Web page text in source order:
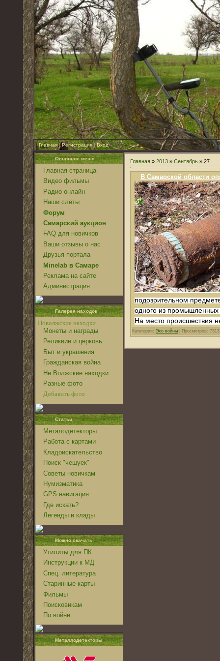
Главная|Регистрация|Вход
Основное меню
Главная страница
Видео фильмы
Радио онлайн
Наши слёты
Форум
Самарский аукцион
FAQ для новичков
Ваши отзывы о нас
Друзья портала
Minelab в Самаре
Реклама на сайте
Администрация
Галерея находок
Поволжские находки
Монеты и награды
Реликвии и церковь
Быт и украшения
Гражданская война
Не Волжские находки
Разные фото
Добавить фото
Статьи
Металодетекторы
Работа с картами
Кладоискательство
Поиск "чешуек"
Советы новичкам
Нумизматика
GPS навигация
Где искать?
Легенды и клады
Можно скачать:
Утилиты для ПК
Инструкции к МД
Спец. литература
Старинные карты
Фильмы
Поисковикам
По войне
Металлодетекторы
Главная » 2013 » Сентябрь » 27
В Самарской области
подозрительном
одного из промышленных
На место происшествия
Категория: Эхо войны | Просмотров: